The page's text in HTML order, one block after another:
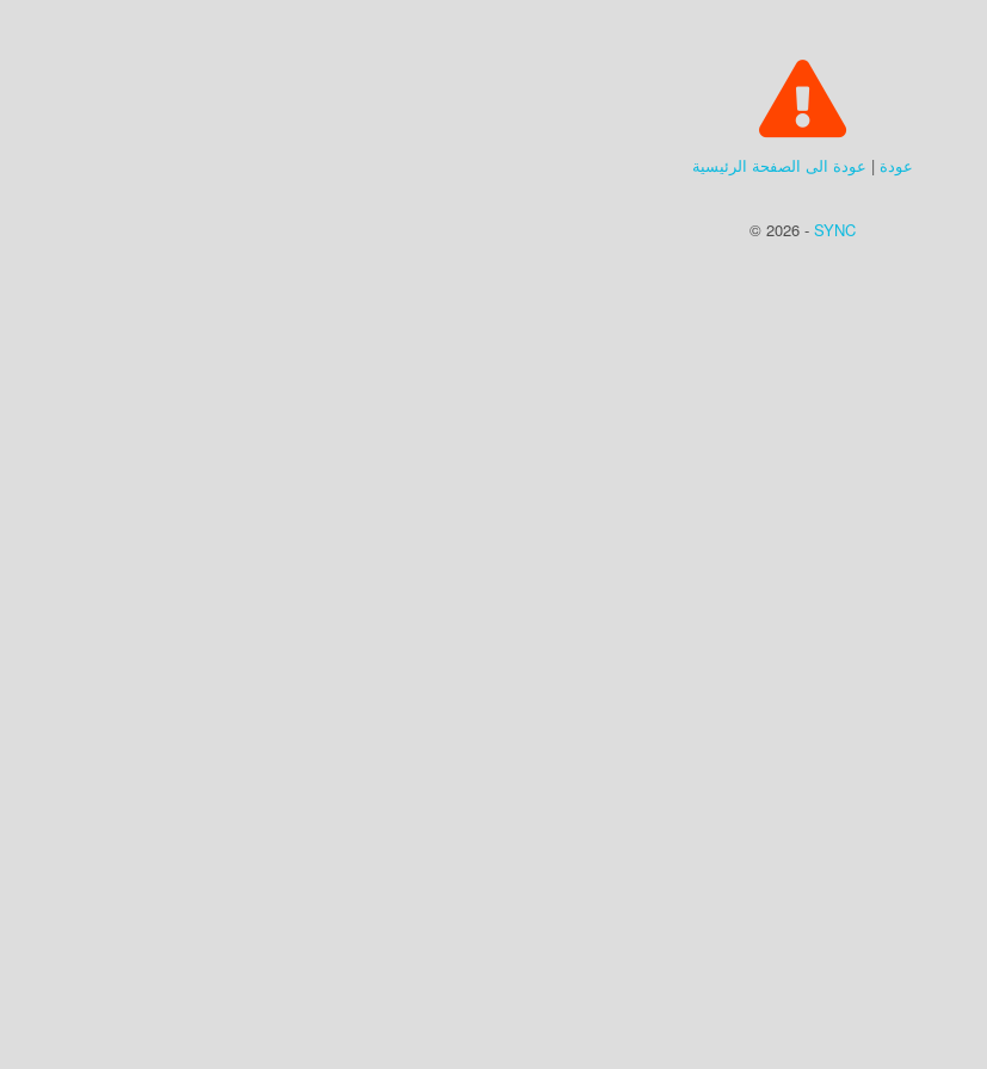
عودة | عودة الى الصفحة الرئيسية
© 2026 - SYNC